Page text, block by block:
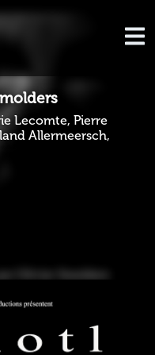
Lecomte, Pierre
Allermeersch,